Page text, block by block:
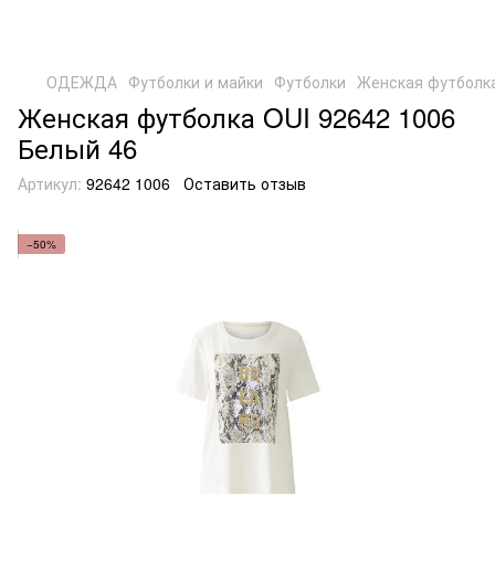
ОДЕЖДА Футболки и майки Футболки Женская
Женская футболка OUI 92642 1006
Белый 46
Артикул: 92642 1006 Оставить отзыв
−50%